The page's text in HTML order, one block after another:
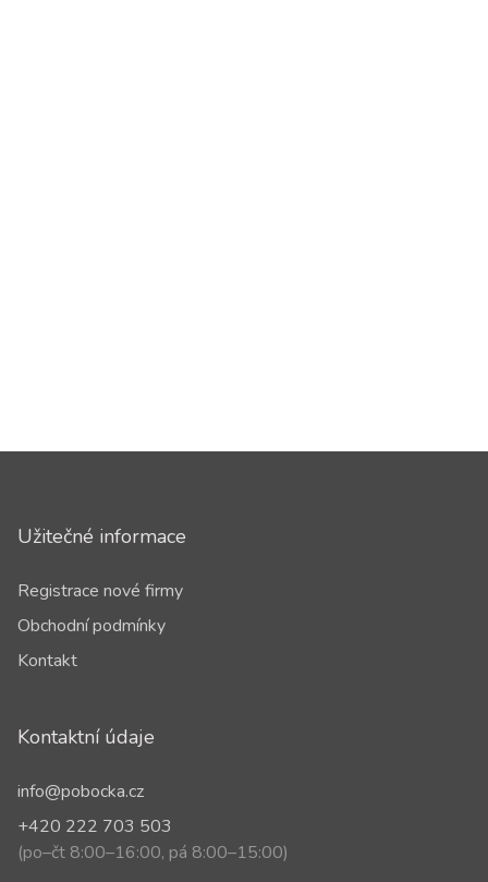
Užitečné informace
Registrace nové firmy
Obchodní podmínky
Kontakt
Kontaktní údaje
info@pobocka.cz
+420 222 703 503
(po–čt 8:00–16:00, pá 8:00–15:00)